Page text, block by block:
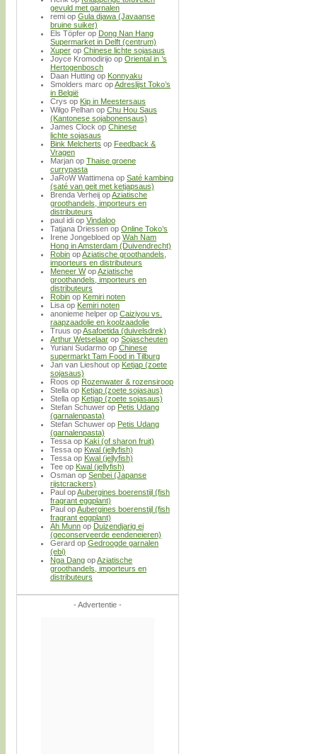
gevuld met garnalen
remi op Gula djawa (Javaanse
bruine suiker)
Els Töpfer op Dong Nan Hang
Supermarket in Delft (centrum)
Xuper op Chinese lichte sojasaus
Joyce Kromodirijo op Oriental in ’s
Hertogenbosch
Daan Hutting op Konnyaku
Smolders marc opAdreslijst Toko’s
in België
Crys op Kip in Meestersaus
Wilgo Pelhan op Chu Hou Saus
(Kantonese sojabonensaus)
James Clock op Chinese
lichte sojasaus
Bink Melcherts op Feedback &
Vragen
Marjan op Thaise groene
currypasta
JaRoW Wattimena op Saté kambing
(saté van geit met ketjapsaus)
Brenda Verheij opAziatische
groothandels, importeurs en
distributeurs
paul idi op Vindaloo
Tatjana Driessen op Online Toko’s
Irene Jongebloed op Wah Nam
Hong in Amsterdam (Duivendrecht)
Robin opAziatische groothandels,
importeurs en distributeurs
Meneer WopAziatische
groothandels, importeurs en
distributeurs
Robin op Kemiri noten
Lisa op Kemiri noten
anonieme helper op Caiziyou vs.
raapzaadolie en koolzaadolie
Truus opAsafoetida (duivelsdrek)
Arthur Wetselaar op Sojascheuten
Yuriani Sudarmo op Chinese
supermarkt Tam Food in Tilburg
Jan van Lieshout op Ketjap (zoete
sojasaus)
Roos op Rozenwater & rozensiroop
Stella op Ketjap (zoete sojasaus)
Stella op Ketjap (zoete sojasaus)
Stefan Schuwer op Petis Udang
(garnalenpasta)
Stefan Schuwer op Petis Udang
(garnalenpasta)
Tessa op Kaki (of sharon fruit)
Tessa op Kwal (jellyfish)
Tessa op Kwal (jellyfish)
Tee op Kwal (jellyfish)
Osman op Senbei (Japanse
rijstcrackers)
Paul opAubergines boerenstijl (fish
fragrant eggplant)
Paul opAubergines boerenstijl (fish
fragrant eggplant)
Ah Munn op Duizendjarig ei
(geconserveerde eendeneieren)
Gerard op Gedroogde garnalen
(ebi)
Nga Dang opAziatische
groothandels, importeurs en
distributeurs
- Advertentie -